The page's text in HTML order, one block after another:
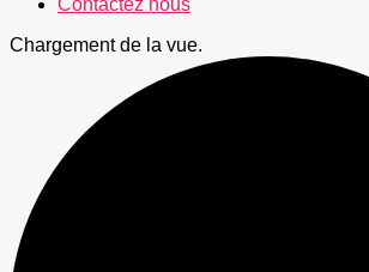
Contactez nous
Chargement de la vue.